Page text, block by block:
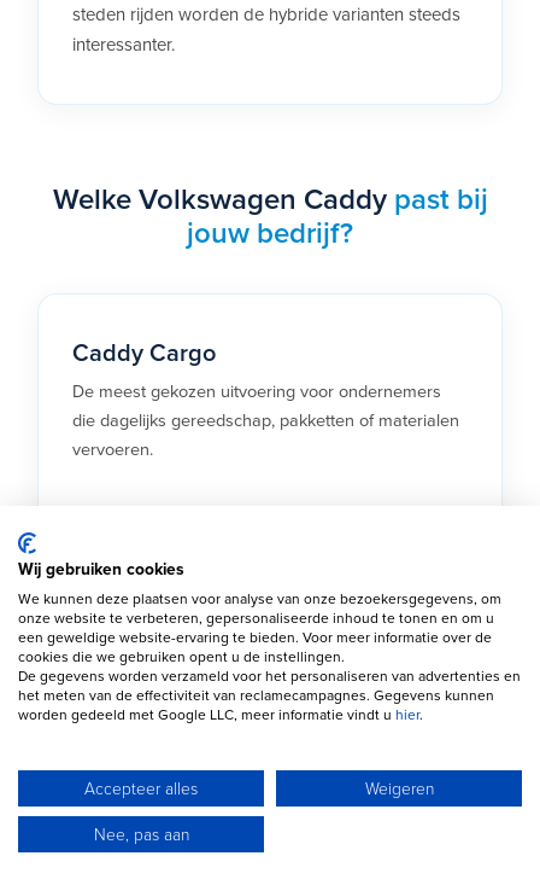
steden rijden worden de hybride varianten steeds
interessanter.
Welke Volkswagen Caddypast bij
jouw bedrijf?
Caddy Cargo
De meest gekozen uitvoering voor ondernemers
die dagelijks gereedschap, pakketten of materialen
vervoeren.
Caddy Maxi
Biedt extra laadruimte en is ideaal voor
ondernemers die regelmatig grotere ladingen
vervoeren.
Wij gebruiken cookies
We kunnen deze plaatsen voor analyse van onze bezoekersgegevens, om
onze website te verbeteren, gepersonaliseerde inhoud te tonen en om u
een geweldige website-ervaring te bieden. Voor meer informatie over de
cookies die we gebruiken opent u de instellingen.
De gegevens worden verzameld voor het personaliseren van advertenties en
het meten van de effectiviteit van reclamecampagnes. Gegevens kunnen
worden gedeeld met Google LLC, meer informatie vindt u hier.
Accepteer alles
Weigeren
Nee, pas aan